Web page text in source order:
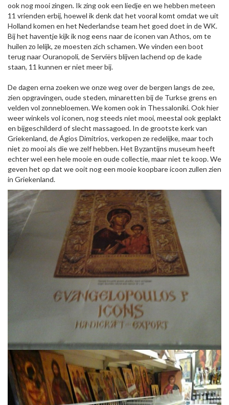
ook nog mooi zingen. Ik zing ook een liedje en we hebben meteen
11 vrienden erbij, hoewel ik denk dat het vooral komt omdat we uit
Holland komen en het Nederlandse team het goed doet in de WK.
Bij het haventje kijk ik nog eens naar de iconen van Athos, om te
huilen zo lelijk, ze moesten zich schamen. We vinden een boot
terug naar Ouranopoli, de Serviërs blijven lachend op de kade
staan, 11 kunnen er niet meer bij.
De dagen erna zoeken we onze weg over de bergen langs de zee,
zien opgravingen, oude steden, minaretten bij de Turkse grens en
velden vol zonnebloemen. We komen ook in Thessaloníki. Ook hier
weer winkels vol iconen, nog steeds niet mooi, meestal ook geplakt
en bijgeschilderd of slecht massagoed. In de grootste kerk van
Griekenland, de Ágios Dimítrios, verkopen ze redelijke, maar toch
niet zo mooi als die we zelf hebben. Het Byzantijns museum heeft
echter wel een hele mooie en oude collectie, maar niet te koop. We
geven het op dat we ooit nog een mooie koopbare icoon zullen zien
in Griekenland.